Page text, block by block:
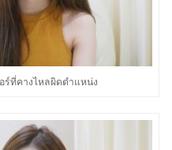
ร์ที่คางไหลผิดตำแหน่ง